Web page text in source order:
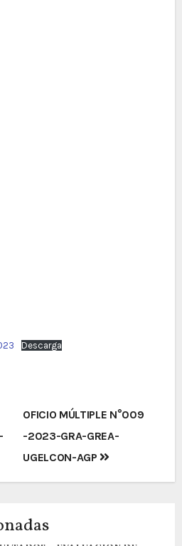
Descarga
OFICIO MÚLTIPLE N°009
-2023-GRA-GREA-
UGELCON-AGP